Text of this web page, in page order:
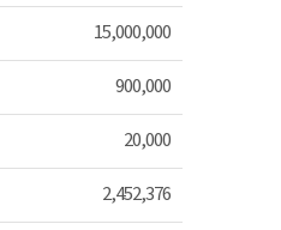
15,000,000
900,000
20,000
2,452,376